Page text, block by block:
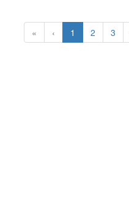
« ‹ 1 (current)
2 3